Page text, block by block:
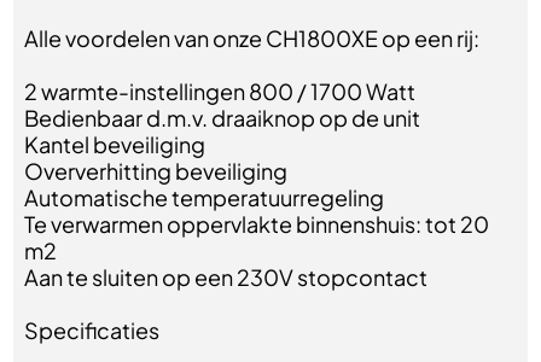
Alle voordelen van onze CH1800XE op een rij:
2 warmte-instellingen 800 / 1700 Watt
Bedienbaar d.m.v. draaiknop op de unit
Kantel beveiliging
Oververhitting beveiliging
Automatische temperatuurregeling
Te verwarmen oppervlakte binnenshuis: tot 20
m2
Aan te sluiten op een 230V stopcontact
Specificaties